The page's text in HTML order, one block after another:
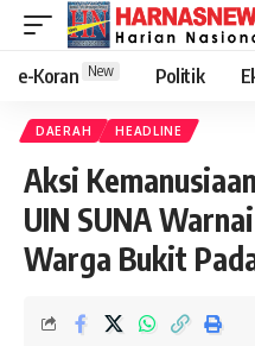
e-Koran New Politik
DAERAH HEADLINE
Aksi
UIN SUNA
Warga Bukit